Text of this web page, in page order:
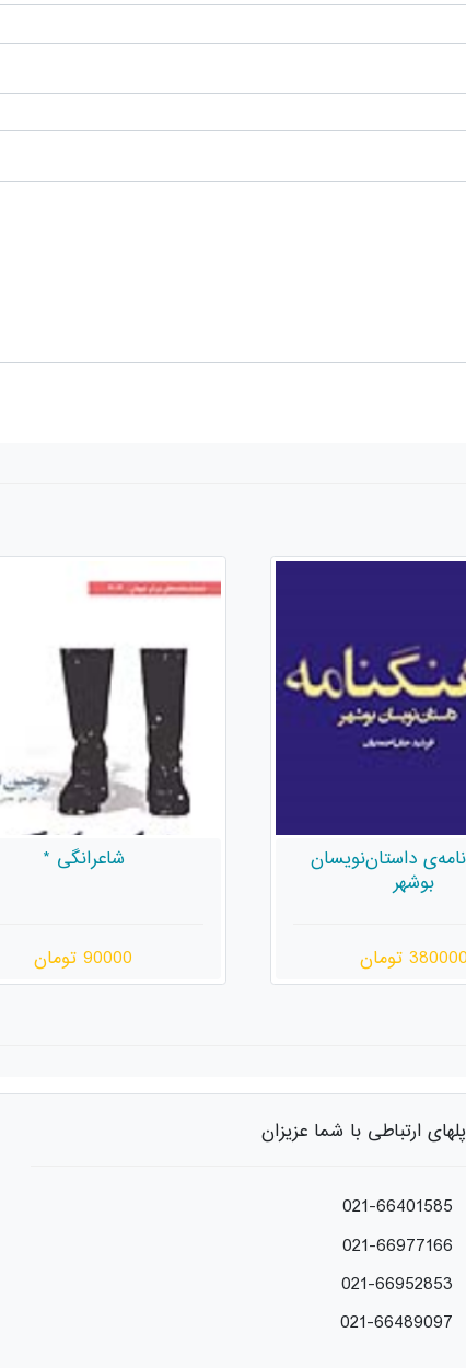
تاریخ و کُردشناسی
330000 تومان
شاعرانگی *
90000 تومان
پلهای ارتباطی با شما عزیزان
021-66401585
021-66977166
021-66952853
021-66489097